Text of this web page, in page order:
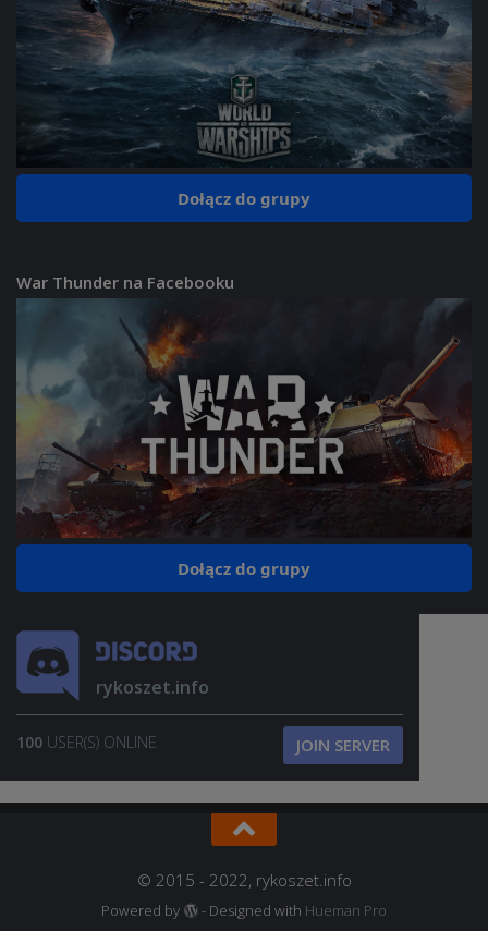
Dołącz do grupy
War Thunder na Facebooku
Dołącz do grupy
rykoszet.info
100 USER(S) ONLINE JOIN SERVER
© 2015 - 2022, rykoszet.info
Powered by - Designed with Hueman Pro